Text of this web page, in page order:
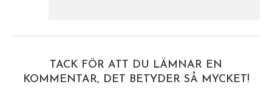
TACK FÖR ATT DU LÄMNAR EN
KOMMENTAR, DET BETYDER SÅ MYCKET!